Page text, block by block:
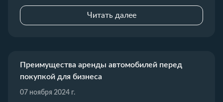
Читать далее
Преимущества аренды автомобилей перед
покупкой для бизнеса
07 ноября 2024 г.